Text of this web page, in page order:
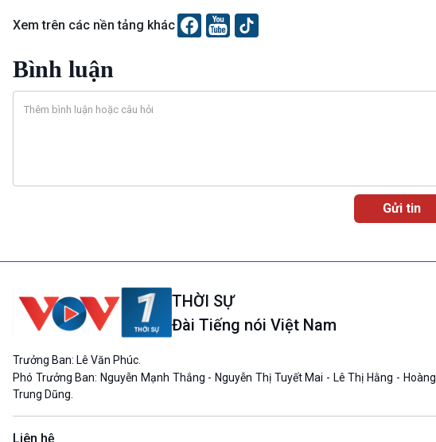
Xem trên các nền tảng khác
Bình luận
THỜI SỰ
Đài Tiếng nói Việt Nam
Trưởng Ban: Lê Văn Phúc.
Phó Trưởng Ban: Nguyễn Mạnh Thắng - Nguyễn Thị Tuyết Mai - Lê Thị Hằng - Hoàng
Trung Dũng.
Liên hệ